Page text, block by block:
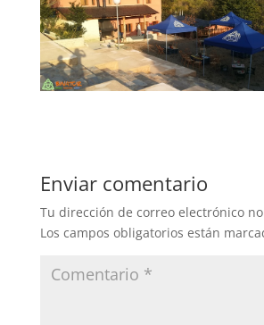
Enviar comentario
Tu dirección de correo electrónico
Los campos obligatorios están